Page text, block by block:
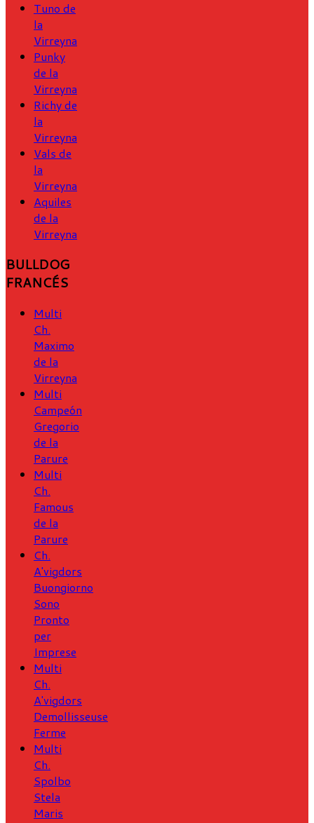
Tuno de
la
Virreyna
Punky
de la
Virreyna
Richy de
la
Virreyna
Vals de
la
Virreyna
Aquiles
de la
Virreyna
BULLDOG
FRANCÉS
Multi
Ch.
Maximo
de la
Virreyna
Multi
Campeón
Gregorio
de la
Parure
Multi
Ch.
Famous
de la
Parure
Ch.
A'vigdors
Buongiorno
Sono
Pronto
per
Imprese
Multi
Ch.
A'vigdors
Demollisseuse
Ferme
Multi
Ch.
Spolbo
Stela
Maris